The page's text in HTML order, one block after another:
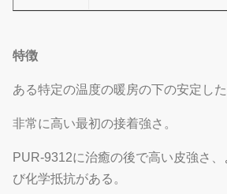
特徴
ある特定の温度の暖房の下の安定した
非常に高い最初の接着強さ。
PUR-9312に治癒の後で高い皮強さ
び化学抵抗がある。